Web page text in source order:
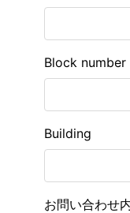
Block number
Building
お問い合わせ